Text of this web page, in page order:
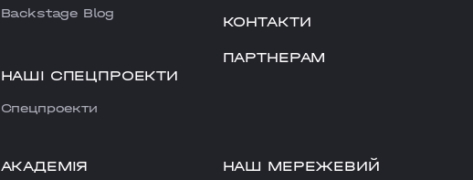
Backstage Blog
НАШІ СПЕЦПРОЕКТИ
Cпецпроекти
КОНТАКТИ
ПАРТНЕРАМ
АКАДЕМІЯ
НАШ МЕРЕЖЕВИЙ